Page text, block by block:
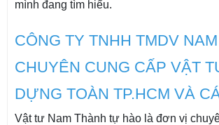
mình đang tìm hiểu.
CÔNG TY TNHH TMDV
CHUYÊN CUNG CẤP VẬT
DỰNG TOÀN TP.HCM VÀ
Vật tư Nam Thành tự hào là đơn vị